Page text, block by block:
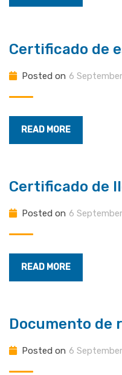
Certificado de
Posted on 6
READ MORE
Certificado de
Posted on 6
READ MORE
Documento de
Posted on 6